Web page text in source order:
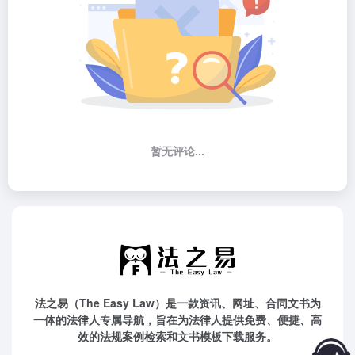
暂无评论...
法之易（The Easy Law）是一款资讯、网址、合同文书为
一体的法律人专属导航，旨在为法律人提供免费、便捷、高
效的法规案例检索和文书模板下载服务。